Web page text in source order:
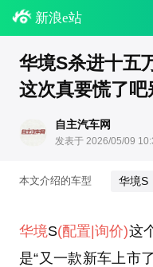
新浪e站
华境S杀进十五
这次真要慌了吧
自主汽车网
发表于 2026/05/09
本文介绍的车型 华境S
华境S(配置|询价)这
是“又一款新车上市